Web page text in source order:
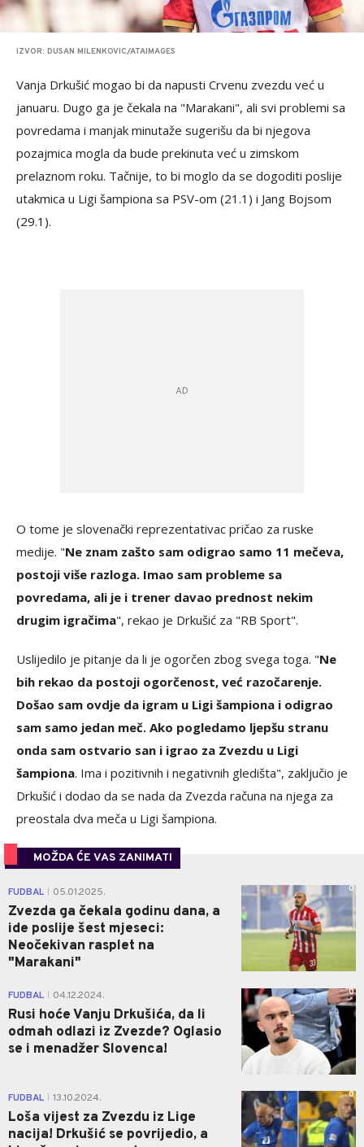
IZVOR: DUSAN MILENKOVIC/ATAIMAGES
Vanja Drkušić mogao bi da napusti Crvenu zvezdu već u
januaru. Dugo ga je čekala na "Marakani", ali svi problemi sa
povredama i manjak minutaže sugerišu da bi njegova
pozajmica mogla da bude prekinuta već u zimskom
prelaznom roku. Tačnije, to bi moglo da se dogoditi poslije
utakmica u Ligi šampiona sa PSV-om (21.1) i Jang Bojsom
(29.1).
O tome je slovenački reprezentativac pričao za ruske
medije. "Ne znam zašto sam odigrao samo 11 mečeva,
postoji više razloga. Imao sam probleme sa
povredama, ali je i trener davao prednost nekim
drugim igračima", rekao je Drkušić za "RB Sport".
Uslijedilo je pitanje da li je ogorčen zbog svega toga. "Ne
bih rekao da postoji ogorčenost, već razočarenje.
Došao sam ovdje da igram u Ligi šampiona i odigrao
sam samo jedan meč. Ako pogledamo ljepšu stranu
onda sam ostvario san i igrao za Zvezdu u Ligi
šampiona. Ima i pozitivnih i negativnih gledišta", zaključio je
Drkušić i dodao da se nada da Zvezda računa na njega za
preostala dva meča u Ligi šampiona.
MOŽDA ĆE VAS ZANIMATI
FUDBAL 05.01.2025.
Zvezda ga čekala godinu dana, a
ide poslije šest mjeseci:
Neočekivan rasplet na
"Marakani"
0
FUDBAL 04.12.2024.
Rusi hoće Vanju Drkušića, da li
odmah odlazi iz Zvezde? Oglasio
se i menadžer Slovenca!
0
FUDBAL 13.10.2024.
Loša vijest za Zvezdu iz Lige
nacija! Drkušić se povrijedio, a
0